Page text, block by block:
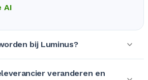
AI
bij Luminus?
veranderen en